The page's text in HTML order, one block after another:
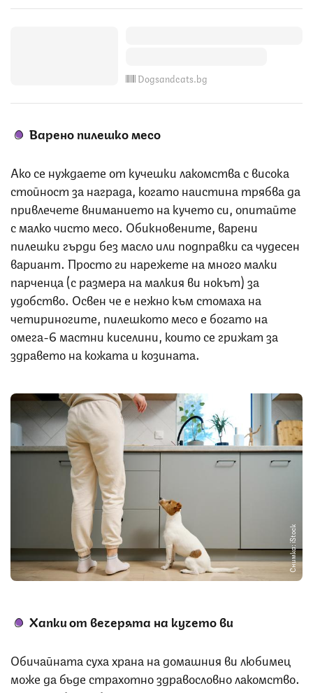
Dogsandcats.bg
Варено пилешко месо
Ако се нуждаете от кучешки лакомства с висока
стойност за награда, когато наистина трябва да
привлечете вниманието на кучето си, опитайте
с малко чисто месо. Обикновените, варени
пилешки гърди без масло или подправки са чудесен
вариант. Просто ги нарежете на много малки
парченца (с размера на малкия ви нокът) за
удобство. Освен че е нежно към стомаха на
четириногите, пилешкото месо е богато на
омега-6 мастни киселини, които се грижат за
здравето на кожата и козината.
Снимка: iStock
Хапки от вечерята на кучето ви
Обичайната суха храна на домашния ви любимец
може да бъде страхотно здравословно лакомство.